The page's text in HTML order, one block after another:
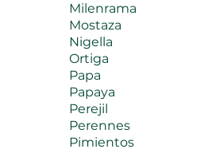
Milenrama
Mostaza
Nigella
Ortiga
Papa
Papaya
Perejil
Perennes
Pimientos